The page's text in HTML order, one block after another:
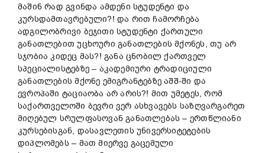
მაშინ რად გვინდა ამდენი სტუდენტი და
კურსდამთავრებული?! და რით ჩამორჩება
ადგილობრივი ბეჯითი სტუდენტი ქართული
განათლებით უცხოური განათლების მქონეს, თუ არ
სჯობია კიდეც მას?! განა ცნობილ ქართველ
სპეციალისტებზე – აკადემიური ტრადიციული
განათლების მქონე ემიგრანტებზე აშშ-ში და
ევროპაში ტაციაობა არ არის?! მით უმეტეს, რომ
საქართველოში ბევრი ვერ ასხვავებს საზღვარგარეთ
მიღებულ სრულფასოვან განათლებას – ერთწლიანი
კურსებისგან, დასავლეთის უნივერსიტეტების
დიპლომებს – მათ მიერვე გაცემული